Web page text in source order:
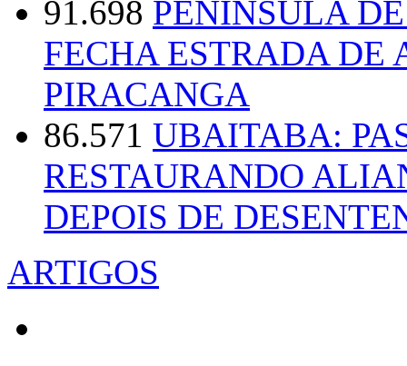
91.698 PENÍNSULA
FECHA ESTRADA DE
PIRACANGA
86.571 UBAITABA:
RESTAURANDO
DEPOIS DE
ARTIGOS